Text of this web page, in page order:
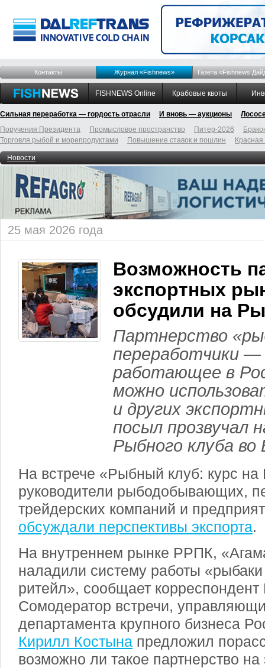
Контакты Журнал «Fishnews» Газета «Fishnews
FISHNEWS Online Крабовые квоты
Сильная переработка — гордость отрасли И вновь — аукционы
Поручения Президента
Промысловое пространство Питер-2026
Торговля рыбой и морепродуктами
Повышение ставок и пошлин
Новости
25 мая 2026 года
Возможность
экспортных
обсудили на
Партнерство
переработчики
работающее в
можно
и других
посыл прозвучал
Рыбного клуба во
На встрече «Рыбный клуб: курс на
руководители рыбодобывающих,
трейдерских компаний и
обсуждали перспективы экспорта.
На внутреннем рынке РРПК,
наладили систему работы
ритейл», сообщает корреспондент
Сомодератор встречи,
департамента крупного бизнеса
Кирилл Костына предложил
возможно ли такое партнерство на